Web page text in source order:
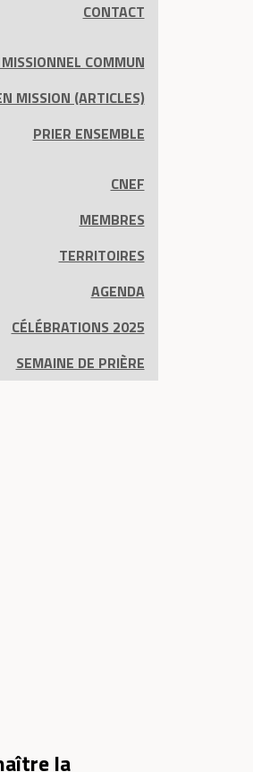
CONTACT
COMMUN
MISSION (ARTICLES)
PRIER ENSEMBLE
CNEF
MEMBRES
TERRITOIRES
AGENDA
CÉLÉBRATIONS 2025
SEMAINE DE PRIÈRE
la